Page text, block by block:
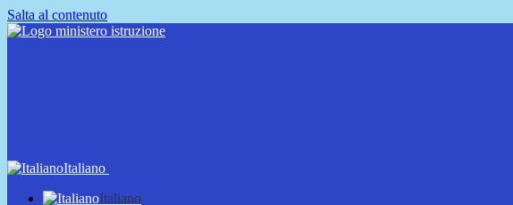
Salta al contenuto
Italiano
Italiano